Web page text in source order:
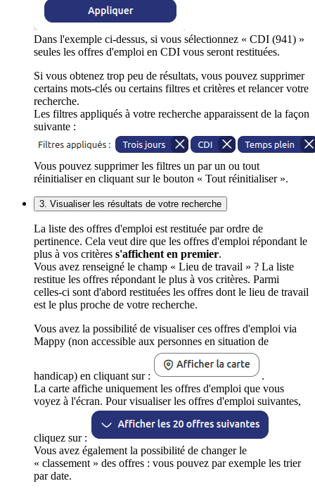
Dans l'exemple ci-dessus, si vous sélectionnez « CDI (941) »
seules les offres d'emploi en CDI vous seront restituées.
Si vous obtenez trop peu de résultats, vous pouvez supprimer
certains mots-clés ou certains filtres et critères et relancer votre
recherche.
Les filtres appliqués à votre recherche apparaissent de la façon
suivante :
Vous pouvez supprimer les filtres un par un ou tout
réinitialiser en cliquant sur le bouton « Tout réinitialiser ».
3. Visualiser les résultats de votre recherche
La liste des offres d'emploi est restituée par ordre de
pertinence. Cela veut dire que les offres d'emploi répondant le
plus à vos critères s'affichent en premier.
Vous avez renseigné le champ « Lieu de travail » ? La liste
restitue les offres répondant le plus à vos critères. Parmi
celles-ci sont d'abord restituées les offres dont le lieu de travail
est le plus proche de votre recherche.
Vous avez la possibilité de visualiser ces offres d'emploi via
Mappy (non accessible aux personnes en situation de
handicap) en cliquant sur :
.
La carte affiche uniquement les offres d'emploi que vous
voyez à l'écran. Pour visualiser les offres d'emploi suivantes,
cliquez sur :
Vous avez également la possibilité de changer le
« classement » des offres : vous pouvez par exemple les trier
par date.